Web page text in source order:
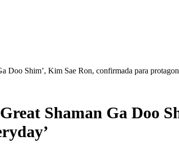
Doo Shim’, Kim Sae Ron, confirmada para
Shaman Ga Doo